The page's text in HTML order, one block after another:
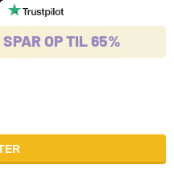
OP TIL 65%